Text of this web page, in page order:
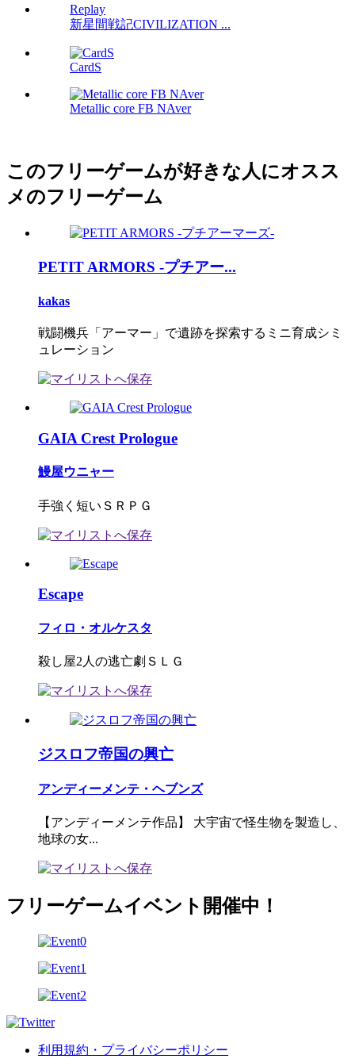
新星間戦記CIVILIZATION ...
CardS
Metallic core FB NAver
このフリーゲームが好きな人にオスス
メのフリーゲーム
PETIT ARMORS -プチアー...
kakas
戦闘機兵「アーマー」で遺跡を探索するミニ育成シミ
ュレーション
GAIA Crest Prologue
鰻屋ウニャー
手強く短いＳＲＰＧ
Escape
フィロ・オルケスタ
殺し屋2人の逃亡劇ＳＬＧ
ジスロフ帝国の興亡
アンディーメンテ・ヘブンズ
【アンディーメンテ作品】 大宇宙で怪生物を製造し、
地球の女...
フリーゲームイベント開催中！
利用規約・プライバシーポリシー